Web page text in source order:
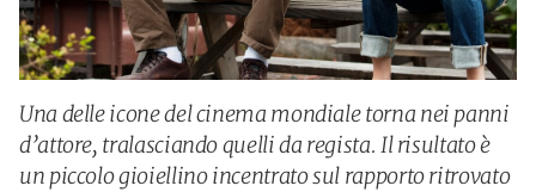
Una delle icone del cinema mondiale torna nei panni
d’attore, tralasciando quelli da regista. Il risultato è
un piccolo gioiellino incentrato sul rapporto ritrovato